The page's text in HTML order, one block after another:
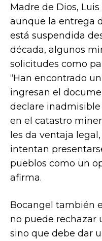
Madre de Dios,
aunque la entrega
está suspendida
década, algunos
solicitudes como
“Han encontrado
ingresan el
declare
en el catastro
les da ventaja
intentan
pueblos como un
afirma.
Bocangel también
no puede rechazar
sino que debe dar